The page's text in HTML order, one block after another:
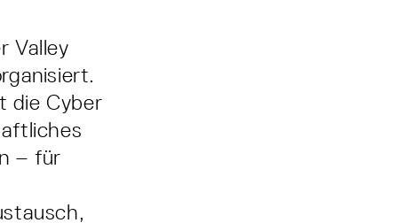
Valley
die Cyber
– für